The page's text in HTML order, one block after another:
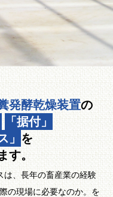
発酵乾燥装置の
「据付」
」 を
す。
は、長年の畜産業の経験
の現場に必要なのか。を